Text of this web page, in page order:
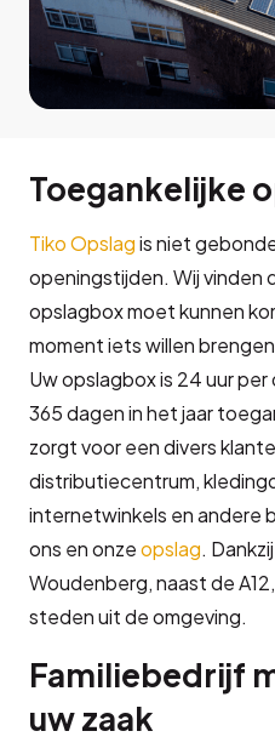
Toegankelijke
Tiko Opslagis niet
openingstijden. Wij vinden
opslagbox moet kunnen
moment iets willen
Uw opslagbox is 24 uur
365 dagen in het jaar
zorgt voor een divers
distributiecentrum,
internetwinkels en andere
ons en onzeopslag.
Woudenberg, naast de
steden uit de omgeving.
Familiebedrijf
uw zaak